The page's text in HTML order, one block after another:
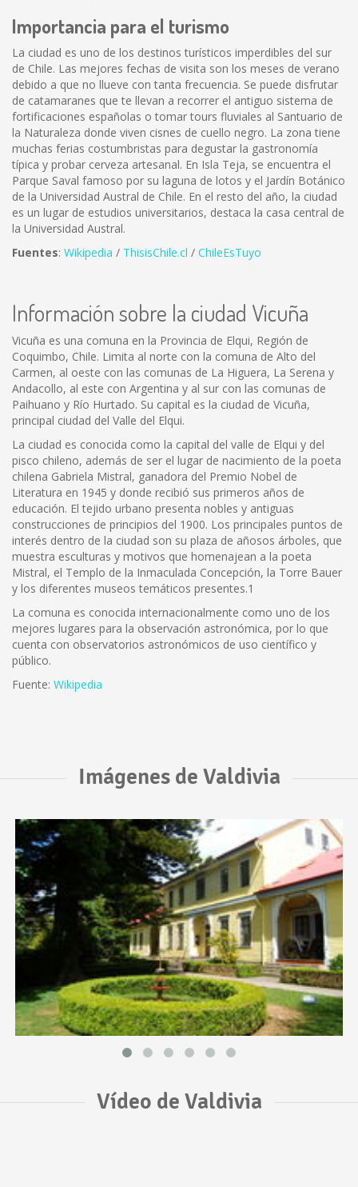
Importancia para el turismo
La ciudad es uno de los destinos turísticos imperdibles del sur
de Chile. Las mejores fechas de visita son los meses de verano
debido a que no llueve con tanta frecuencia. Se puede disfrutar
de catamaranes que te llevan a recorrer el antiguo sistema de
fortificaciones españolas o tomar tours fluviales al Santuario de
la Naturaleza donde viven cisnes de cuello negro. La zona tiene
muchas ferias costumbristas para degustar la gastronomía
típica y probar cerveza artesanal. En Isla Teja, se encuentra el
Parque Saval famoso por su laguna de lotos y el Jardín Botánico
de la Universidad Austral de Chile. En el resto del año, la ciudad
es un lugar de estudios universitarios, destaca la casa central de
la Universidad Austral.
Fuentes: Wikipedia / ThisisChile.cl / ChileEsTuyo
Información sobre la ciudad Vicuña
Vicuña es una comuna en la Provincia de Elqui, Región de
Coquimbo, Chile. Limita al norte con la comuna de Alto del
Carmen, al oeste con las comunas de La Higuera, La Serena y
Andacollo, al este con Argentina y al sur con las comunas de
Paihuano y Río Hurtado. Su capital es la ciudad de Vicuña,
principal ciudad del Valle del Elqui.
La ciudad es conocida como la capital del valle de Elqui y del
pisco chileno, además de ser el lugar de nacimiento de la poeta
chilena Gabriela Mistral, ganadora del Premio Nobel de
Literatura en 1945 y donde recibió sus primeros años de
educación. El tejido urbano presenta nobles y antiguas
construcciones de principios del 1900. Los principales puntos de
interés dentro de la ciudad son su plaza de añosos árboles, que
muestra esculturas y motivos que homenajean a la poeta
Mistral, el Templo de la Inmaculada Concepción, la Torre Bauer
y los diferentes museos temáticos presentes.1
La comuna es conocida internacionalmente como uno de los
mejores lugares para la observación astronómica, por lo que
cuenta con observatorios astronómicos de uso científico y
público.
Fuente: Wikipedia
Imágenes de Valdivia
Vídeo de Valdivia